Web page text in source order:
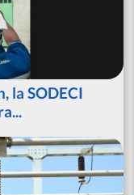
la SODECI